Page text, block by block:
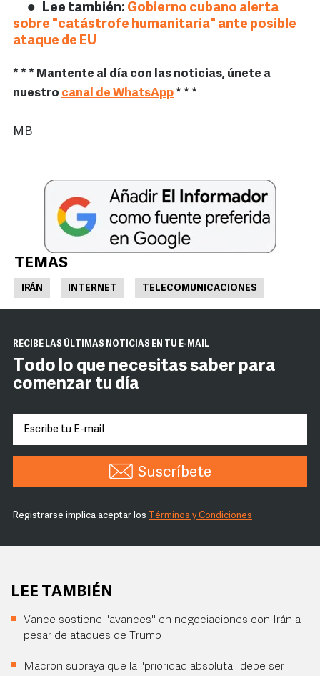
Lee también: Gobierno cubano alerta
sobre "catástrofe humanitaria" ante posible
ataque de EU
* * * Mantente al día con las noticias, únete a
nuestro canal de WhatsApp* * *
MB
TEMAS
IRÁN INTERNET TELECOMUNICACIONES
RECIBE LAS ÚLTIMAS NOTICIAS EN TU E-MAIL
Todo lo que necesitas saber para
comenzar tu día
Suscríbete
Registrarse implica aceptar los Términos y Condiciones
LEE TAMBIÉN
Vance sostiene "avances" en negociaciones con Irán a
pesar de ataques de Trump
Macron subraya que la "prioridad absoluta" debe ser